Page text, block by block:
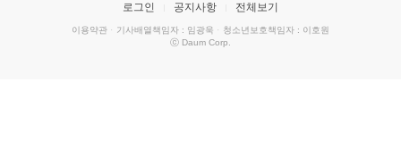
로그인 공지사항 전체보기
이용약관 · 기사배열책임자 : 임광욱 · 청소년보호책임자 : 이호원
ⓒ Daum Corp.